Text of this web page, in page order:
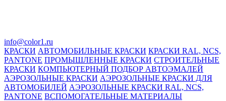
info@color1.ru
КРАСКИ АВТОМОБИЛЬНЫЕ КРАСКИ КРАСКИ RAL, NCS,
PANTONE ПРОМЫШЛЕННЫЕ КРАСКИ СТРОИТЕЛЬНЫЕ
КРАСКИ КОМПЬЮТЕРНЫЙ ПОДБОР АВТОЭМАЛЕЙ
АЭРОЗОЛЬНЫЕ КРАСКИ АЭРОЗОЛЬНЫЕ КРАСКИ ДЛЯ
АВТОМОБИЛЕЙ АЭРОЗОЛЬНЫЕ КРАСКИ RAL, NCS,
PANTONE ВСПОМОГАТЕЛЬНЫЕ МАТЕРИАЛЫ